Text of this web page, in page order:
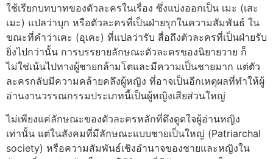
ใช้เรียกบทบาทของตัวละครในเรื่อง ซึ่งแบ่งออกเป็น เมะ (เสะ
เมะ) แปลว่าบุก หรือตัวละครที่เป็นฝ่ายรุกในความสัมพันธ์ ใน
ขณะที่คำว่าเคะ (อุเคะ) ที่แปลว่ารับ สื่อถึงตัวละครที่เป็นฝ่ายรับ
ยิ่งไปกว่านั้น การบรรยายลักษณะตัวละครของนิยายวาย ก็
ไม่ใช่เน้นไปทางผู้ชายกล้ามโตและมีความเป็นชายมาก แต่ตัว
ละครกลับมีความคล้ายคลึงผู้หญิง ที่อาจเป็นอีกเหตุผลที่ทำให้ผู้
อ่านงานวรรณกรรมประเภทนี้เป็นผู้หญิงเสียส่วนใหญ่
ไม่เพียงแค่ลักษณะของตัวละครหลักที่ดึงดูดใจผู้อ่านหญิง
เท่านั้น แต่ในสังคมที่มีลักษณะแบบชายเป็นใหญ่ (Patriarchal
society) หรือความสัมพันธ์เชิงอำนาจของชายและหญิงใน